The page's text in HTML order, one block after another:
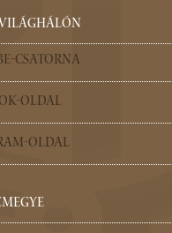
CSATORNA
OLDAL
OLDAL